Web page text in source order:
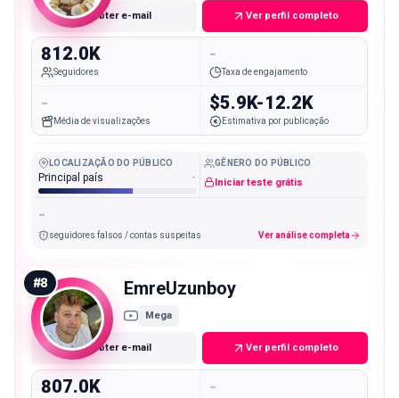
Obter e-mail Ver perfil completo
812.0K
Seguidores
-
Taxa de engajamento
-
Média de visualizações
$5.9K-12.2K
Estimativa por publicação
LOCALIZAÇÃO DO PÚBLICO
Principal país -
GÊNERO DO PÚBLICO
Iniciar teste grátis
-
seguidores falsos / contas suspeitas Ver análise completa
#8 EmreUzunboy
Mega
Obter e-mail Ver perfil completo
807.0K -